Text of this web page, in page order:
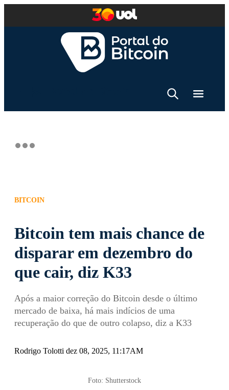
BITCOIN
Bitcoin tem mais chance de
disparar em dezembro do
que cair, diz K33
Após a maior correção do Bitcoin desde o último
mercado de baixa, há mais indícios de uma
recuperação do que de outro colapso, diz a K33
Rodrigo Tolotti dez 08, 2025, 11:17AM
Foto: Shutterstock